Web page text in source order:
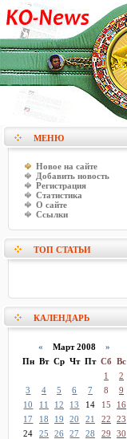
МЕНЮ
Новое на сайте
Добавить новость
Регистрация
Статистика
О сайте
Ссылки
ТОП СТАТЬИ
КАЛЕНДАРЬ
« Март 2008 »
Пн Вт Ср Чт Пт Сб Вс
1
2
3
4 5 6 7 8
9
10
11 12 13 14 15
16
17
18 19 20 21 22
23
24
25 26 27 28 29
30